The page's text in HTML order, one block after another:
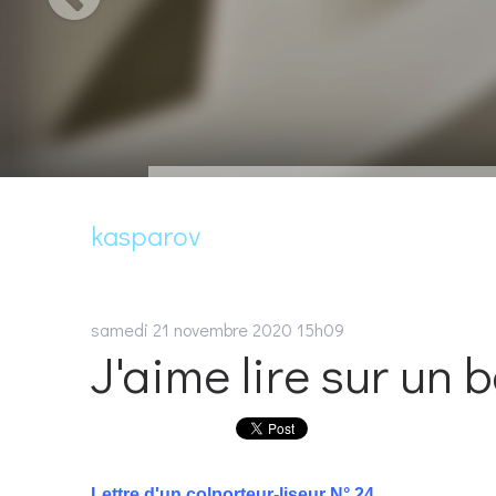
kasparov
samedi 21 novembre 2020 15h09
J'aime lire sur un